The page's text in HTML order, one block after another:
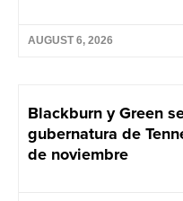
AUGUST 6, 2026
Blackburn y Green
gubernatura de
de noviembre